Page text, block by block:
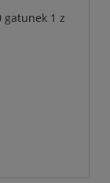
gatunek 1 z